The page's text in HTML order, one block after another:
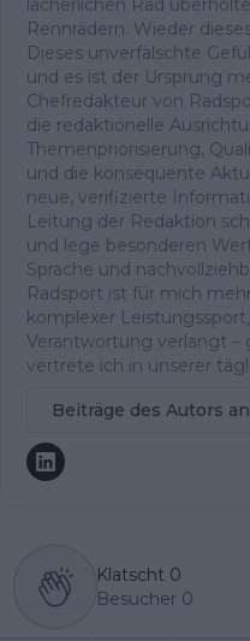
lächerlichen Rad
Rennrädern. Wieder
Dieses unverfälschte
und es ist der Ursprung
Chefredakteur von
die redaktionelle
Themenpriorisierung,
und die konsequente
neue, verifizierte
Leitung der Redaktion
und lege besonderen
Sprache und
Radsport ist für mich
komplexer
Verantwortung verlangt –
vertrete ich in unserer
Beiträge des Autors
Klatscht 0
Besucher 0